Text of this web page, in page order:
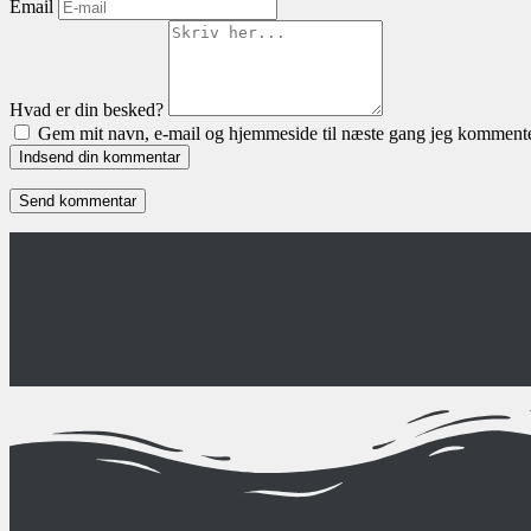
Email
Hvad er din besked?
Gem mit navn, e-mail og hjemmeside til næste gang jeg
Indsend din kommentar